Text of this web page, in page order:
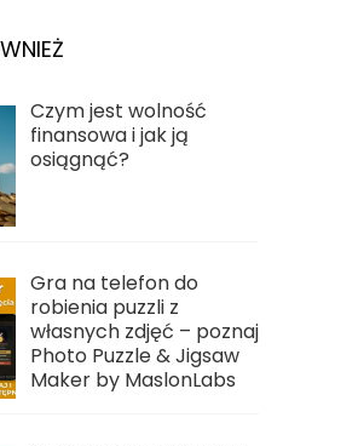
Czym jest wolność
finansowa i jak ją
osiągnąć?
Gra na telefon do
robienia puzzli z
własnych zdjęć – poznaj
Photo Puzzle & Jigsaw
Maker by MaslonLabs